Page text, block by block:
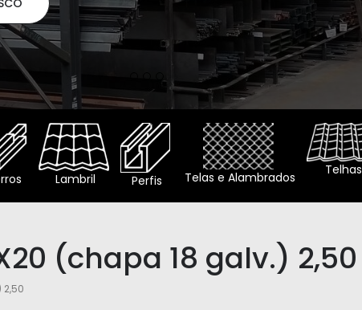
Lambril Perfis Telas e Alambrados
Telhas
(chapa 18 galv.) 2,50
2,50